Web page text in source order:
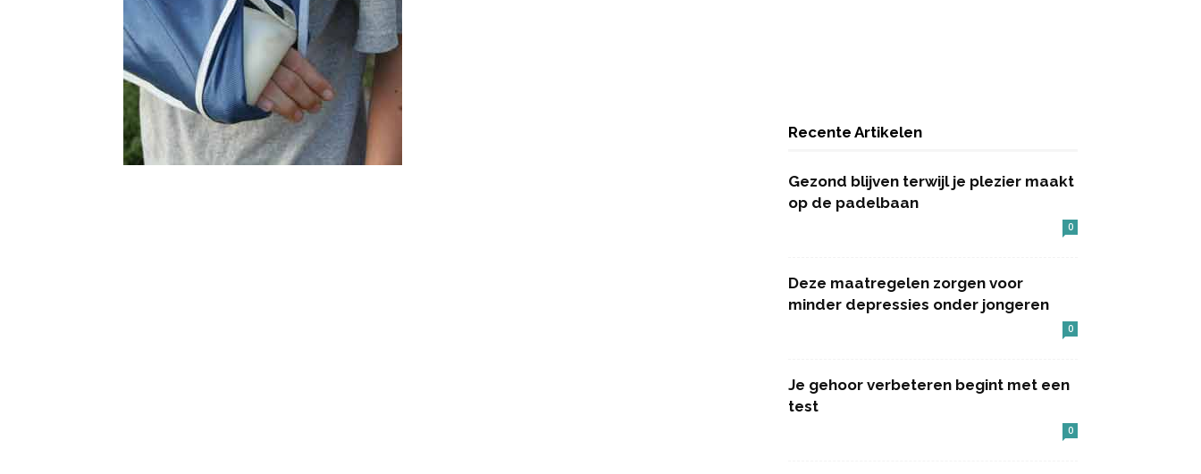
Recente Artikelen
Gezond blijven terwijl je plezier maakt
op de padelbaan
0
Deze maatregelen zorgen voor
minder depressies onder jongeren
0
Je gehoor verbeteren begint met een
test
0